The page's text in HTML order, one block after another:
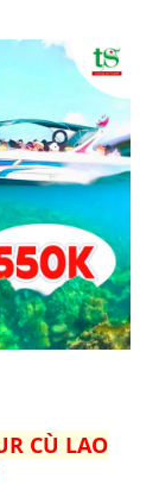
CÙ LAO